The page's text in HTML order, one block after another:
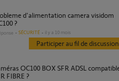
?
SÉCURITÉ il y a 10 mois
Participer au fil de discussion
FIBRE ?